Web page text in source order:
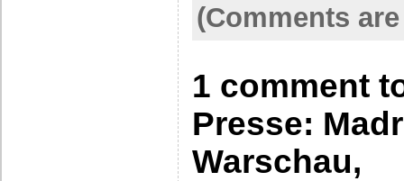
(Comments
1 comment
Presse:
Warschau,